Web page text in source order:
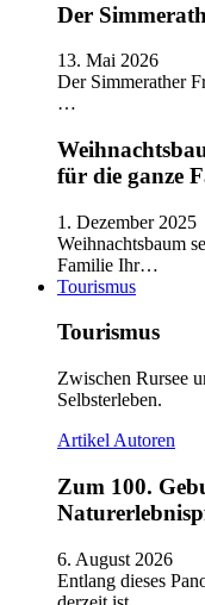
Der
13. Mai 2026
Der Simmerather
…
für die ganze
1. Dezember 2025
Weihnachtsbaum
Familie Ihr…
Tourismus
Tourismus
Zwischen Rursee
Selbsterleben.
Artikel Autoren
Zum 100.
6. August 2026
Entlang dieses